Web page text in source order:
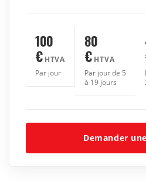
100
€ HTVA
Par jour
80
€ HTVA
Par jour de 5
à 19 jours
Demander